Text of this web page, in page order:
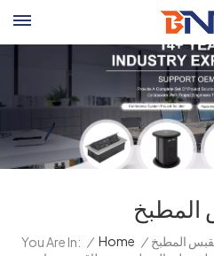
You Are In: / Home / المطبخ